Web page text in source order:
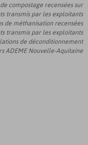
compostage recensées sur
transmis par les exploitants
de méthanisation recensées
transmis par les exploitants
de déconditionnement
ADEME Nouvelle-Aquitaine